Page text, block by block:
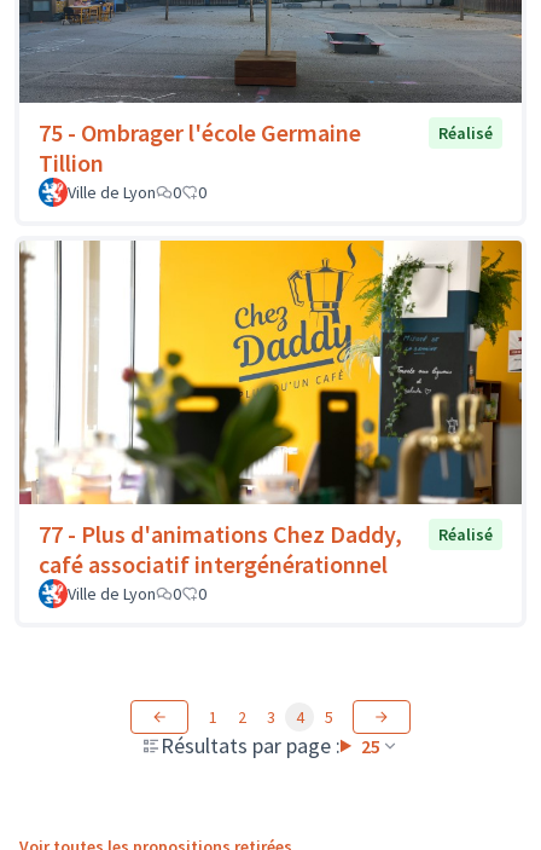
75 - Ombrager l'école Germaine
Tillion
Réalisé
Ville de Lyon 0 0
77 - Plus d'animations Chez Daddy,
café associatif intergénérationnel
Réalisé
Ville de Lyon 0 0
Résultats par page : 25
1 2 3 4 5